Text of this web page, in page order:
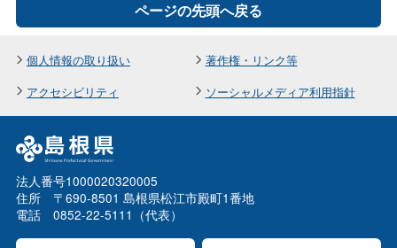
ページの先頭へ戻る
個人情報の取り扱い
著作権・リンク等
アクセシビリティ
ソーシャルメディア利用指針
法人番号1000020320005
住所 〒690-8501 島根県松江市殿町1番地
電話 0852-22-5111（代表）